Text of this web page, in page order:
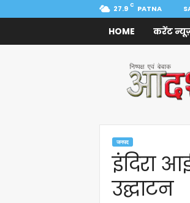
27.9 C PATNA
HOME करेंट
Samachar
जनपद
इंदिरा
उद्घाटन